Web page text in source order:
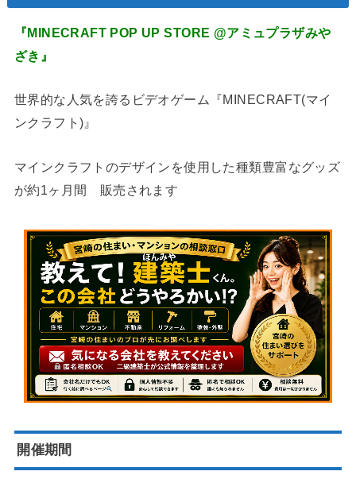
『MINECRAFT POP UP STORE @アミュプラザみや
ざき』
世界的な人気を誇るビデオゲーム『MINECRAFT(マイ
ンクラフト)』
マインクラフトのデザインを使用した種類豊富なグッズ
が約1ヶ月間 販売されます
開催期間